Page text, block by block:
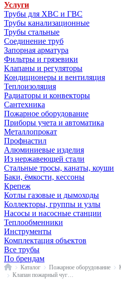
Услуги
Трубы для ХВС и ГВС
Трубы канализационные
Трубы стальные
Соединение труб
Запорная арматура
Фильтры и грязевики
Клапаны и регуляторы
Кондиционеры и вентиляция
Теплоизоляция
Радиаторы и конвекторы
Сантехника
Пожарное оборудование
Приборы учета и автоматика
Металлопрокат
Профнастил
Алюминиевые изделия
Из нержавеющей стали
Стальные тросы, канаты, коуши
Баки, ёмкости, кессоны
Крепеж
Котлы газовые и дымоходы
Коллекторы, группы и узлы
Насосы и насосные станции
Теплообменники
Инструменты
Комплектация объектов
Все трубы
По брендам
ГлавнаяКаталог Пожарное оборудование
Клапан пожарный чугун КПЧ угловой 125гр с датчиком положения Апогей